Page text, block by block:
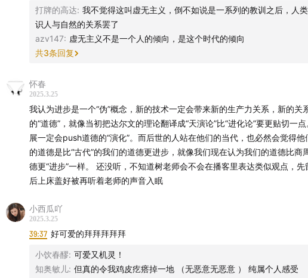
打牌的高达: 我不觉得这叫虚无主义，倒不如说是一系列的教训之后，人
识人与自然的关系罢了
azv147: 虚无主义不是一个人的倾向，是这个时代的倾向
共3条回复
怀春
2025.3.25
我认为进步是一个“伪”概念，新的技术一定会带来新的生产力关系，新的关
的“道德”，就像当初把达尔文的理论翻译成“天演论”比“进化论”要更贴切一
展一定会push道德的“演化”。而后世的人站在他们的当代，也必然会觉得他
的道德是比“古代”的我们的道德更进步，就像我们现在认为我们的道德比商
德更“进步”一样。 还没听，不知道树老师会不会在播客里表达类似观点，先留个言然
后上床盖好被再听着老师的声音入眠
小西瓜吖
2025.3.25
39:37 好可爱的拜拜拜拜拜
小饮春醪: 可爱又机灵！
知奥敏儿: 但真的令我鸡皮疙瘩掉一地 （无恶意无恶意 ） 纯属个人感受